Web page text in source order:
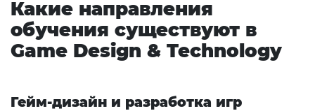
Какие направления
обучения существуют в
Game Design & Technology
Гейм-дизайн и разработка игр